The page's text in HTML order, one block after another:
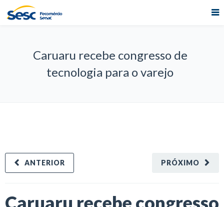
Caruaru recebe congresso de
tecnologia para o varejo
PRÓXIMO
ANTERIOR
Caruaru recebe congresso